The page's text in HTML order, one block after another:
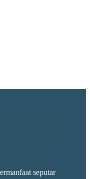
seputar